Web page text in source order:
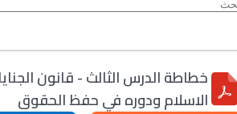
خطاطة الدرس الثالث - قانون
الاسلام ودوره في حفظ الحقوق